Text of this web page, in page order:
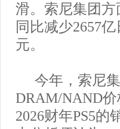
滑。索尼集团方
同比减少2657
元。
今年，索尼
DRAM/NAND
2026财年PS5